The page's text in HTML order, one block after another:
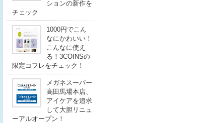
ションの新作を
チェック
1000円でこん
なにかわいい！
こんなに使え
る！3COINSの
限定コフレをチェック！
メガネスーパー
高田馬場本店、
アイケアを追求
して大胆リニュ
ーアルオープン！